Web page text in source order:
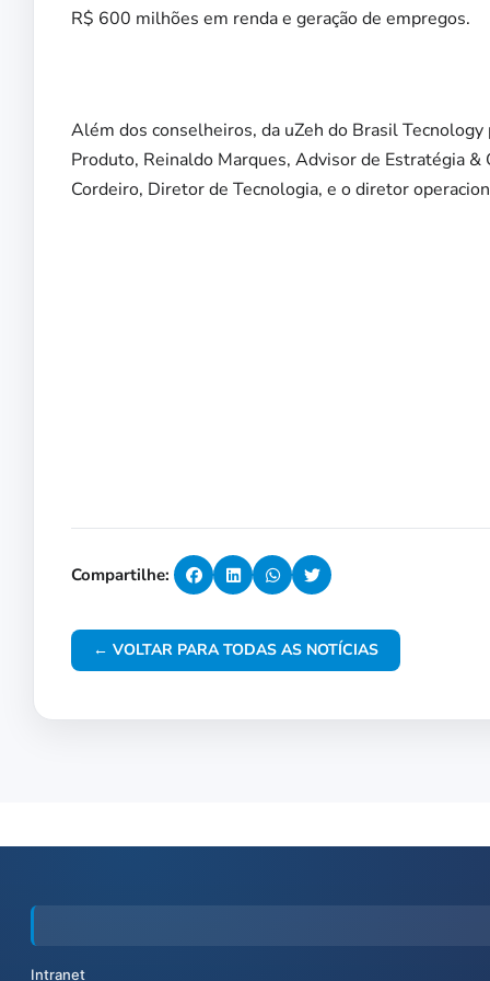
R$ 600 milhões em renda e geração de empregos.
Além dos conselheiros, da uZeh do Brasil
Produto, Reinaldo Marques, Advisor de Estratégia
Cordeiro, Diretor de Tecnologia, e o diretor
Compartilhe:
← VOLTAR PARA TODAS AS NOTÍCIAS
Intranet